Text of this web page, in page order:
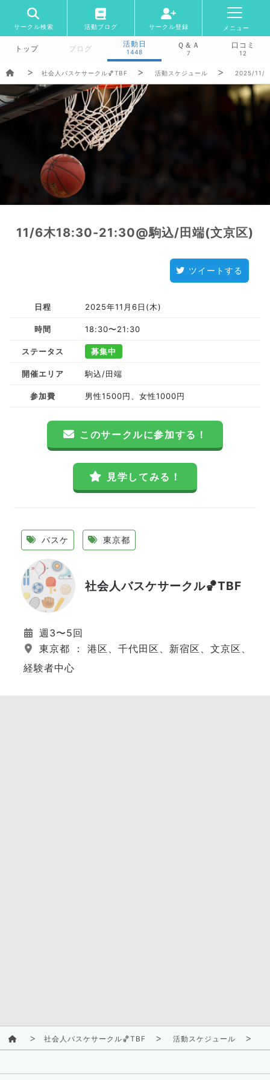
サークル検索 活動ブログ サークル登録 メニュー
トップ ブログ
活動日
1448
Ｑ＆Ａ
7
口コミ
12
社会人バスケサークル🏀TBF 活動スケジュール 2025/11/
11/6木18:30-21:30@駒込/田端(文京区)
ツイートする
日程 2025年11月6日(木)
時間 18:30〜21:30
ステータス 募集中
開催エリア 駒込/田端
参加費 男性1500円、女性1000円
このサークルに参加する！
見学してみる！
バスケ 東京都
社会人バスケサークル🏀TBF
週3〜5回
東京都 ： 港区、千代田区、新宿区、文京区、江
経験者中心
社会人バスケサークル🏀TBF 活動スケジュール